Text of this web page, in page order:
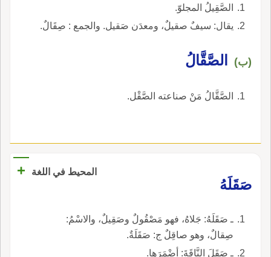
الصَّقِيلُ المجلوّ.
يقال: سيفٌ صقيلٌ، ومعدَن صَقيل. والجمع : صِقَالٌ.
(ب) الصَّقَّالُ
الصَّقَّالُ مَنْ صناعته الصَّقْل.
المحيط في اللغة
+
صَقَلَهُ
ـ صَقَلَهُ: جَلاهُ، فهو مَصْقُولٌ وصَقِيلٌ، والاسْمُ:
صِقالٌ، وهو صاقِلٌ ج: صَقَلَةٌ.
ـ صَقَلَ النَّاقَةَ: أضْمَرَها.